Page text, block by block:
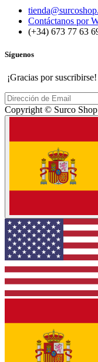
Contáctanos por
(+34) 673 77 63
Síguenos
¡Gracias por suscribirse!
Copyright © Surco